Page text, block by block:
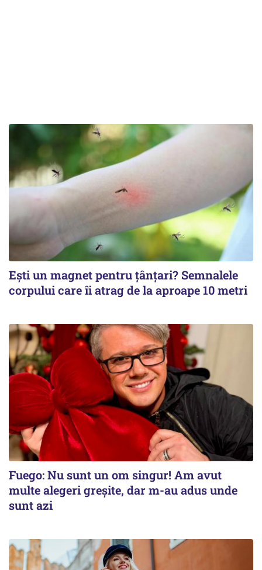
Ești un magnet pentru țânțari? Semnalele
corpului care îi atrag de la aproape 10 metri
Fuego: Nu sunt un om singur! Am avut
multe alegeri greșite, dar m-au adus unde
sunt azi